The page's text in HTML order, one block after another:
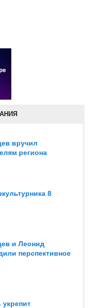
вручил
региона
8
и Леонид
перспективное
укрепит